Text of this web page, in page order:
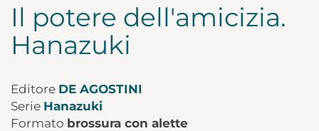
Il potere dell'amicizia.
Hanazuki
Editore DE AGOSTINI
Serie Hanazuki
Formato brossura con alette